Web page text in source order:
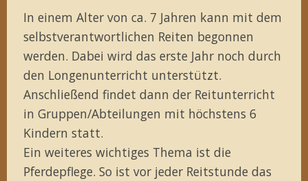
In einem Alter von ca. 7 Jahren kann mit dem
selbstverantwortlichen Reiten begonnen
werden. Dabei wird das erste Jahr noch durch
den Longenunterricht unterstützt.
Anschließend findet dann der Reitunterricht
in Gruppen/Abteilungen mit höchstens 6
Kindern statt.
Ein weiteres wichtiges Thema ist die
Pferdepflege. So ist vor jeder Reitstunde das